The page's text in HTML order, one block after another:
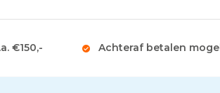
€150,- Achteraf betalen